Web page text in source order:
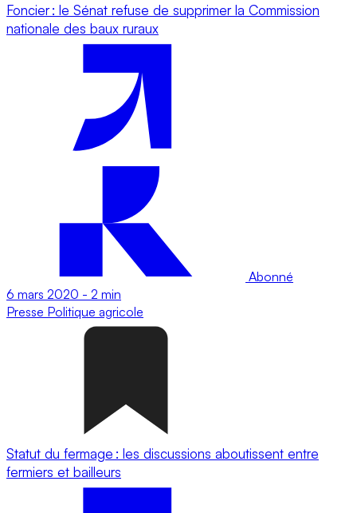
Foncier : le Sénat refuse de supprimer la Commission
nationale des baux ruraux
Abonné
6 mars 2020 - 2 min
Presse Politique agricole
Statut du fermage : les discussions aboutissent entre
fermiers et bailleurs